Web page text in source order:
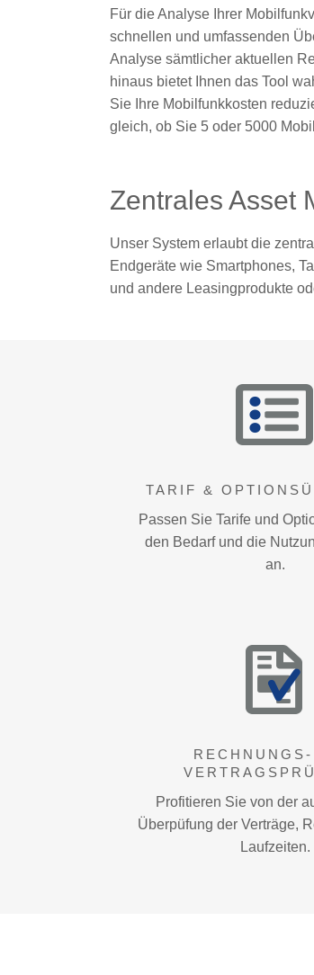
Für die Analyse Ihrer
schnellen und umfassenden
Analyse sämtlicher aktuellen
hinaus bietet Ihnen das Tool
Sie Ihre Mobilfunkkosten
gleich, ob Sie 5 oder 5000
Zentrales Asset
Unser System erlaubt die
Endgeräte wie Smartphones,
und andere Leasingprodukte
TARIF &
Passen Sie Tarife und
den Bedarf und die
an.
Profitieren Sie von der
Überpüfung der Verträge,
Laufzeiten.